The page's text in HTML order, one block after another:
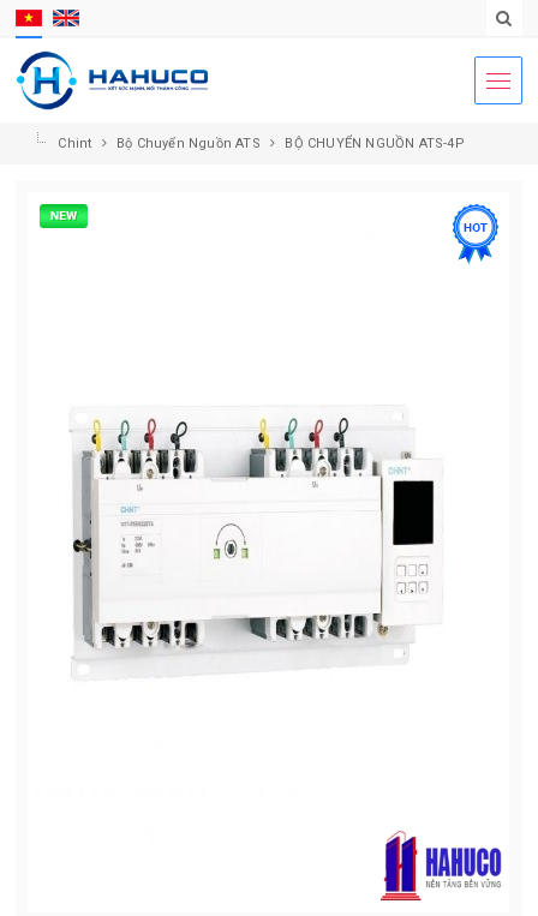
Chint Bộ Chuyển Nguồn ATS BỘ CHUYỂN NGUỒN ATS-4P